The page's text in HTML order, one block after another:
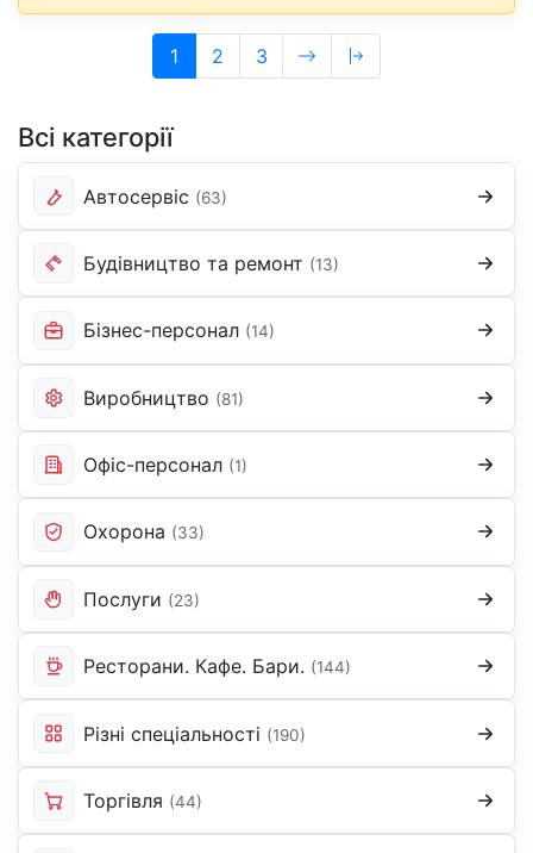
Всі категорії
Автосервіс (63)
Будівництво та ремонт (13)
Бізнес-персонал (14)
Виробництво (81)
Офіс-персонал (1)
Охорона (33)
Послуги (23)
Ресторани. Кафе. Бари. (144)
Різні спеціальності (190)
Торгівля (44)
1(current)
2 3